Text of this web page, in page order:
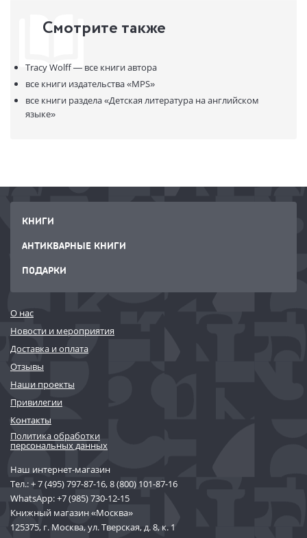
Смотрите также
Tracy Wolff — все книги автора
все книги издательства«MPS»
все книги раздела«Детская литература на английском
языке»
КНИГИ
АНТИКВАРНЫЕ КНИГИ
ПОДАРКИ
О нас
Новости и мероприятия
Доставка и оплата
Отзывы
Наши проекты
Привилегии
Контакты
Политика обработки
персональных данных
Наш интернет-магазин
Тел.:+ 7 (495) 797-87-16,8 (800) 101-87-16
WhatsApp:+7 (985) 730-12-15
Книжный магазин «Москва»
125375, г. Москва, ул. Тверская, д. 8, к. 1